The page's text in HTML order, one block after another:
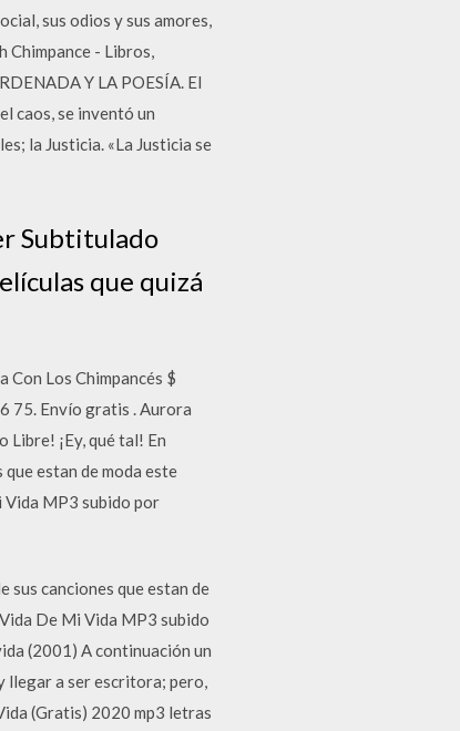
sus odios y sus amores,
Chimpance - Libros,
Y LA POESÍA. El
caos, se inventó un
la Justicia. «La Justicia se
Subtitulado
que quizá
Los Chimpancés $
75. Envío gratis . Aurora
¡Ey, qué tal! En
estan de moda este
Vida MP3 subido por
sus canciones que estan de
De Mi Vida MP3 subido
(2001) A continuación un
llegar a ser escritora; pero,
(Gratis) 2020 mp3 letras